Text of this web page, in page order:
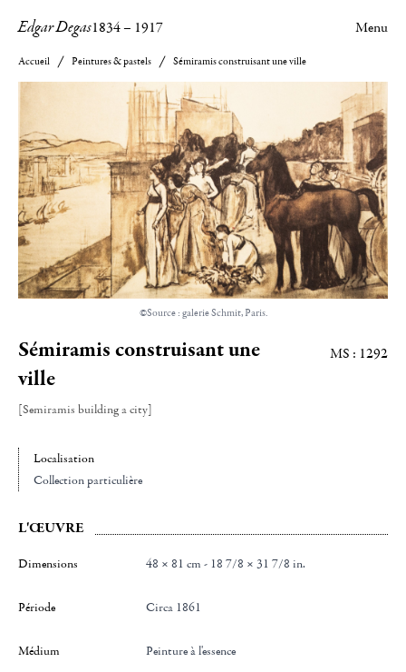
Edgar Degas1834– 1917 Menu
Accueil Peintures & pastels Sémiramis construisant une ville
©Source : galerie Schmit, Paris.
Sémiramis construisant une
ville
[Semiramis building a city]
MS : 1292
Localisation
Collection particulière
L'ŒUVRE
Dimensions 48 × 81 cm - 18 7/8 × 31 7/8 in.
Période Circa 1861
Médium Peinture à l'essence